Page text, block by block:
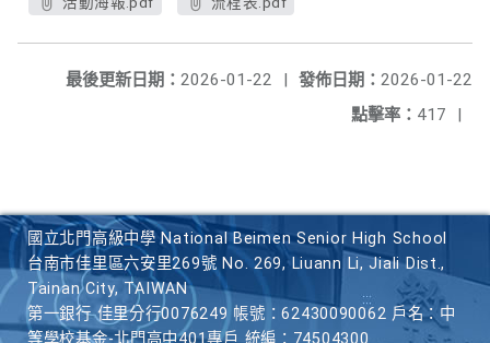
發佈日期： 2026-01-22
最後更新日期： 2026-01-22
|
點擊率： 417 |
國立北門高級中學 National Beimen Senior High School
台南市佳里區六安里269號 No. 269, Liuann Li, Jiali Dist.,
Tainan City, TAIWAN
第一銀行 佳里分行0076249 帳號：62430090062 戶名：中
等學校基金-北門高中401專戶 統編：74504300